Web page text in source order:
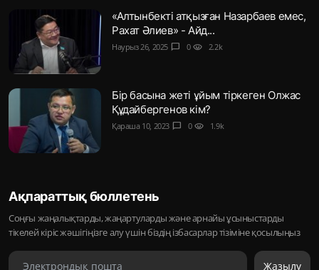
«Алтынбекті атқызған Назарбаев емес,
Рахат Әлиев» - Айд...
Наурыз 26, 2025 chat_bubble 0 visibility 2.2k
Бір басына жеті ұйым тіркеген Олжас
Құдайбергенов кім?
Қараша 10, 2023 chat_bubble 0 visibility 1.9k
Ақпараттық бюллетень
Соңғы жаңалықтарды, жаңартуларды және арнайы ұсыныстарды
тікелей кіріс жәшігіңізге алу үшін біздің ізбасарлар тізіміне қосылыңыз
Жазылу